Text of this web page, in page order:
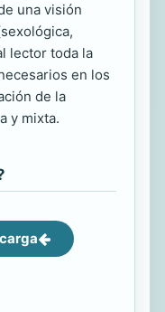
una visión
lector toda la
en los
de la
y mixta.